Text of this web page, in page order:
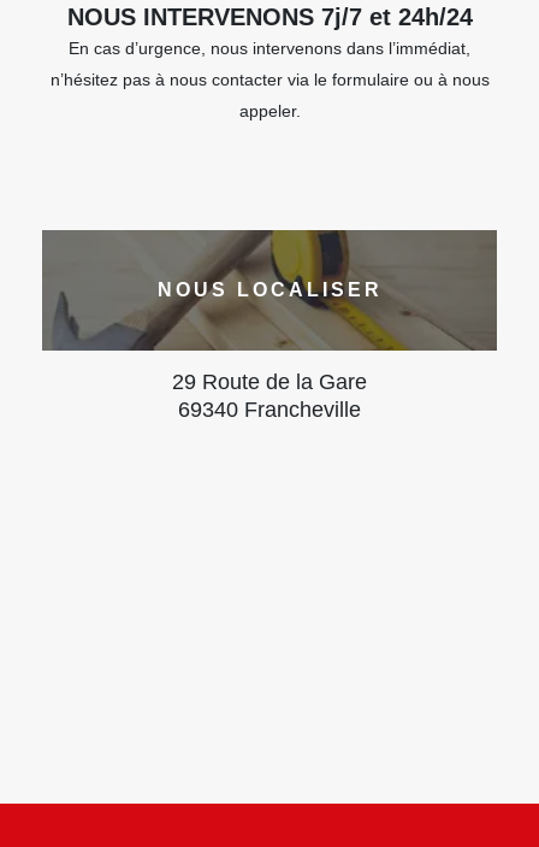
NOUS INTERVENONS 7j/7 et 24h/24
En cas d’urgence, nous intervenons dans l’immédiat,
n’hésitez pas à nous contacter via le formulaire ou à nous
appeler.
NOUS LOCALISER
29 Route de la Gare
69340 Francheville